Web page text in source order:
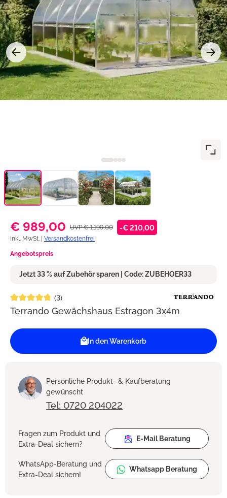
€ 989,00 UVP € 1.199,00 -€ 210,00
inkl. MwSt. | Versandkostenfrei
Angebotspreis
Jetzt 33 % auf Zubehör sparen | Code: ZUBEHOER33
Durchschnittliche Bewertung von 4.6 von 5 Sternen
(3)
Terrando Gewächshaus Estragon 3x4m
In den Warenkorb
Persönliche Produkt- & Kaufberatung
gewünscht
Tel: 0720 204022
Fragen zum Produkt und
Extra-Deal sichern?
E-Mail Beratung
WhatsApp-Beratung und
Extra-Deal sichern!
Whatsapp Beratung